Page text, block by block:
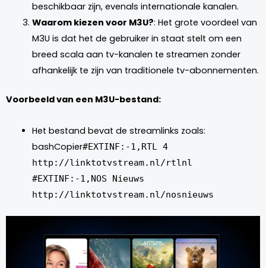
beschikbaar zijn, evenals internationale kanalen.
Waarom kiezen voor M3U?: Het grote voordeel van
M3U is dat het de gebruiker in staat stelt om een
breed scala aan tv-kanalen te streamen zonder
afhankelijk te zijn van traditionele tv-abonnementen.
Voorbeeld van een M3U-bestand:
Het bestand bevat de streamlinks zoals:
bashCopier#EXTINF:-1,RTL 4
http://linktotvstream.nl/rtlnl
#EXTINF:-1,NOS Nieuws
http://linktotvstream.nl/nosnieuws